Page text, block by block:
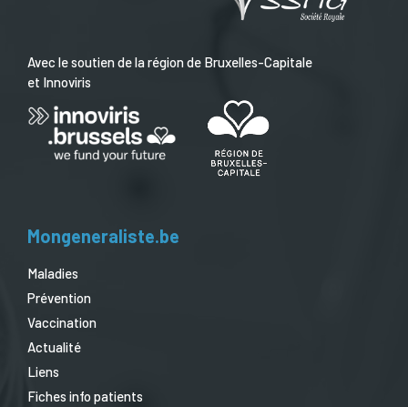
Avec le soutien de la région de Bruxelles-Capitale
et Innoviris
Mongeneraliste.be
Maladies
Prévention
Vaccination
Actualité
Liens
Fiches info patients